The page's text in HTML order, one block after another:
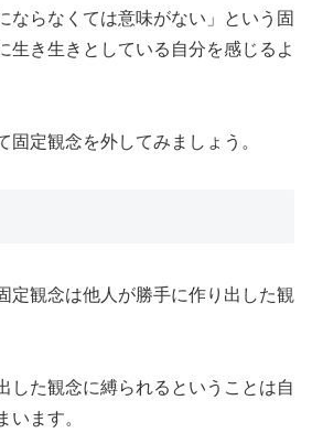
ならなくては意味がない」という固
生き生きとしている自分を感じるよ
固定観念を外してみましょう。
定観念は他人が勝手に作り出した観
した観念に縛られるということは自
います。